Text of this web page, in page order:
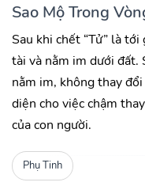
Sao Mộ Trong
Sau khi chết “Tử” là
tài và nằm im dưới đất.
nằm im, không thay
diện cho việc chậm
của con người.
Phụ Tinh